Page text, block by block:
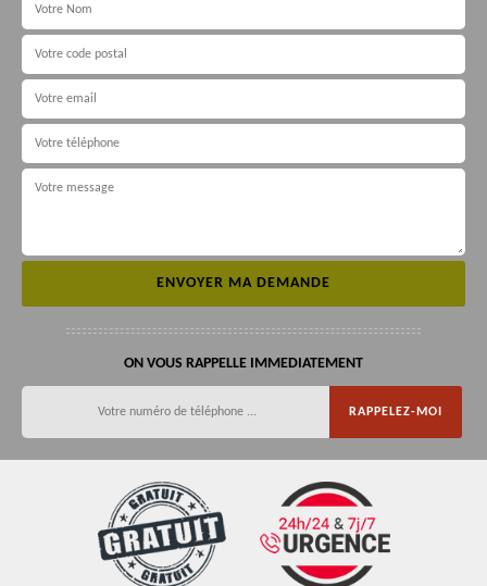
ON VOUS RAPPELLE IMMEDIATEMENT